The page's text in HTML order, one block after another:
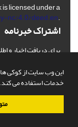
این وب سایت از کوکی ها
خدمات استفاده می کند.
licensed under a
nc/4.0/deed.en.
اشتراک خبرنامه
برای دریافت اخبار و